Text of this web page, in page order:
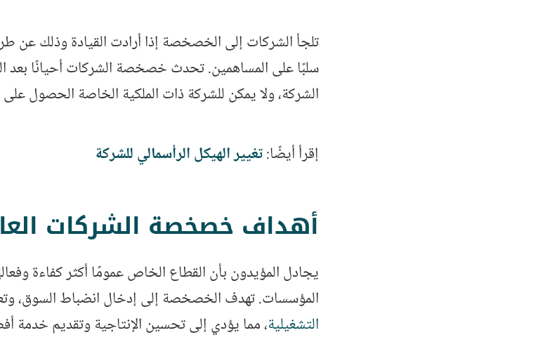
تلجأ الشركات إلى الخصخصة إذا أرادت القيادة وذلك عن
سلبًا على المساهمين. تحدث خصخصة الشركات أحيانًا بعد
الشركة، ولا يمكن للشركة ذات الملكية الخاصة الحصول على
إقرأ أيضًا:تغيير الهيكل الرأسمالي للشركة
أهداف خصخصة الشركات
يجادل المؤيدون بأن القطاع الخاص عمومًا أكثر كفاءة
المؤسسات. تهدف الخصخصة إلى إدخال انضباط السوق،
التشغيلية، مما يؤدي إلى تحسين الإنتاجية وتقديم خدمة